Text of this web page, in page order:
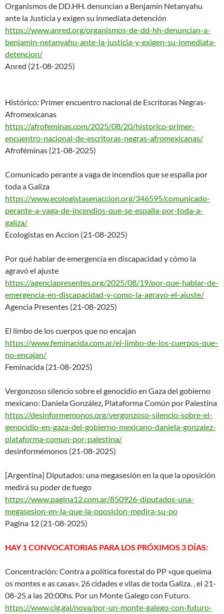
Organismos de DD.HH. denuncian a Benjamín Netanyahu
ante la Justicia y exigen su inmediata detención
https://www.anred.org/organismos-de-dd-hh-denuncian-a-
benjamin-netanyahu-ante-la-justicia-y-exigen-su-inmediata-
detencion/
Anred (21-08-2025)
Histórico: Primer encuentro nacional de Escritoras Negras-
Afromexicanas
https://afrofeminas.com/2025/08/20/historico-primer-
encuentro-nacional-de-escritoras-negras-afromexicanas/
Afroféminas (21-08-2025)
Comunicado perante a vaga de incendios que se espalla por
toda a Galiza
https://www.ecologistasenaccion.org/346595/comunicado-
perante-a-vaga-de-incendios-que-se-espalla-por-toda-a-
galiza/
Ecologistas en Accion (21-08-2025)
Por qué hablar de emergencia en discapacidad y cómo la
agravó el ajuste
https://agenciapresentes.org/2025/08/19/por-que-hablar-de-
emergencia-en-discapacidad-y-como-la-agravo-el-ajuste/
Agencia Presentes (21-08-2025)
El limbo de los cuerpos que no encajan
https://www.feminacida.com.ar/el-limbo-de-los-cuerpos-que-
no-encajan/
Feminacida (21-08-2025)
Vergonzoso silencio sobre el genocidio en Gaza del gobierno
mexicano: Daniela González, Plataforma Común por Palestina
https://desinformemonos.org/vergonzoso-silencio-sobre-el-
genocidio-en-gaza-del-gobierno-mexicano-daniela-gonzalez-
plataforma-comun-por-palestina/
desinformémonos (21-08-2025)
[Argentina] Diputados: una megasesión en la que la oposición
medirá su poder de fuego
https://www.pagina12.com.ar/850926-diputados-una-
megasesion-en-la-que-la-oposicion-medira-su-po
Pagina 12 (21-08-2025)
HAY 1 CONVOCATORIAS PARA LOS PRÓXIMOS 3 DÍAS:
Concentración: Contra a política forestal do PP «que queima
os montes e as casas». 26 cidades e vilas de toda Galiza. , el 21-
08-25 a las 20:00hs. Por un Monte Galego con Futuro.
https://www.cig.gal/nova/por-un-monte-galego-con-futuro-